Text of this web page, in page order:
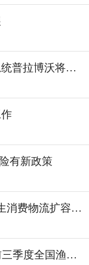
意大利总统马塔雷拉、印度尼西亚总统普拉博沃将访华
有新政策
数读中国|增量政策统筹推进 我国民生消费物流扩容升级
为"菜篮子"产品供给提供有力支撑 前三季度全国渔业经济平稳发展